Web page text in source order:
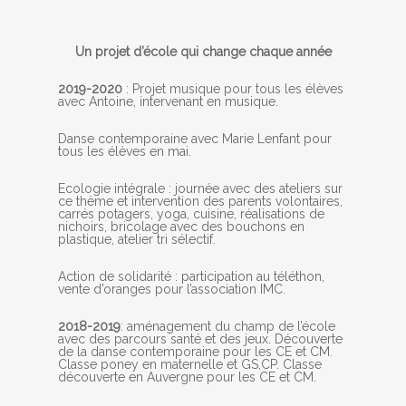
Un projet d’école qui change chaque année
2019-2020 : Projet musique pour tous les élèves
avec Antoine, intervenant en musique.
Danse contemporaine avec Marie Lenfant pour
tous les élèves en mai.
Ecologie intégrale : journée avec des ateliers sur
ce thème et intervention des parents volontaires,
carrés potagers, yoga, cuisine, réalisations de
nichoirs, bricolage avec des bouchons en
plastique, atelier tri sélectif.
Action de solidarité : participation au téléthon,
vente d’oranges pour l’association IMC.
2018-2019: aménagement du champ de l’école
avec des parcours santé et des jeux. Découverte
de la danse contemporaine pour les CE et CM.
Classe poney en maternelle et GS,CP. Classe
découverte en Auvergne pour les CE et CM.